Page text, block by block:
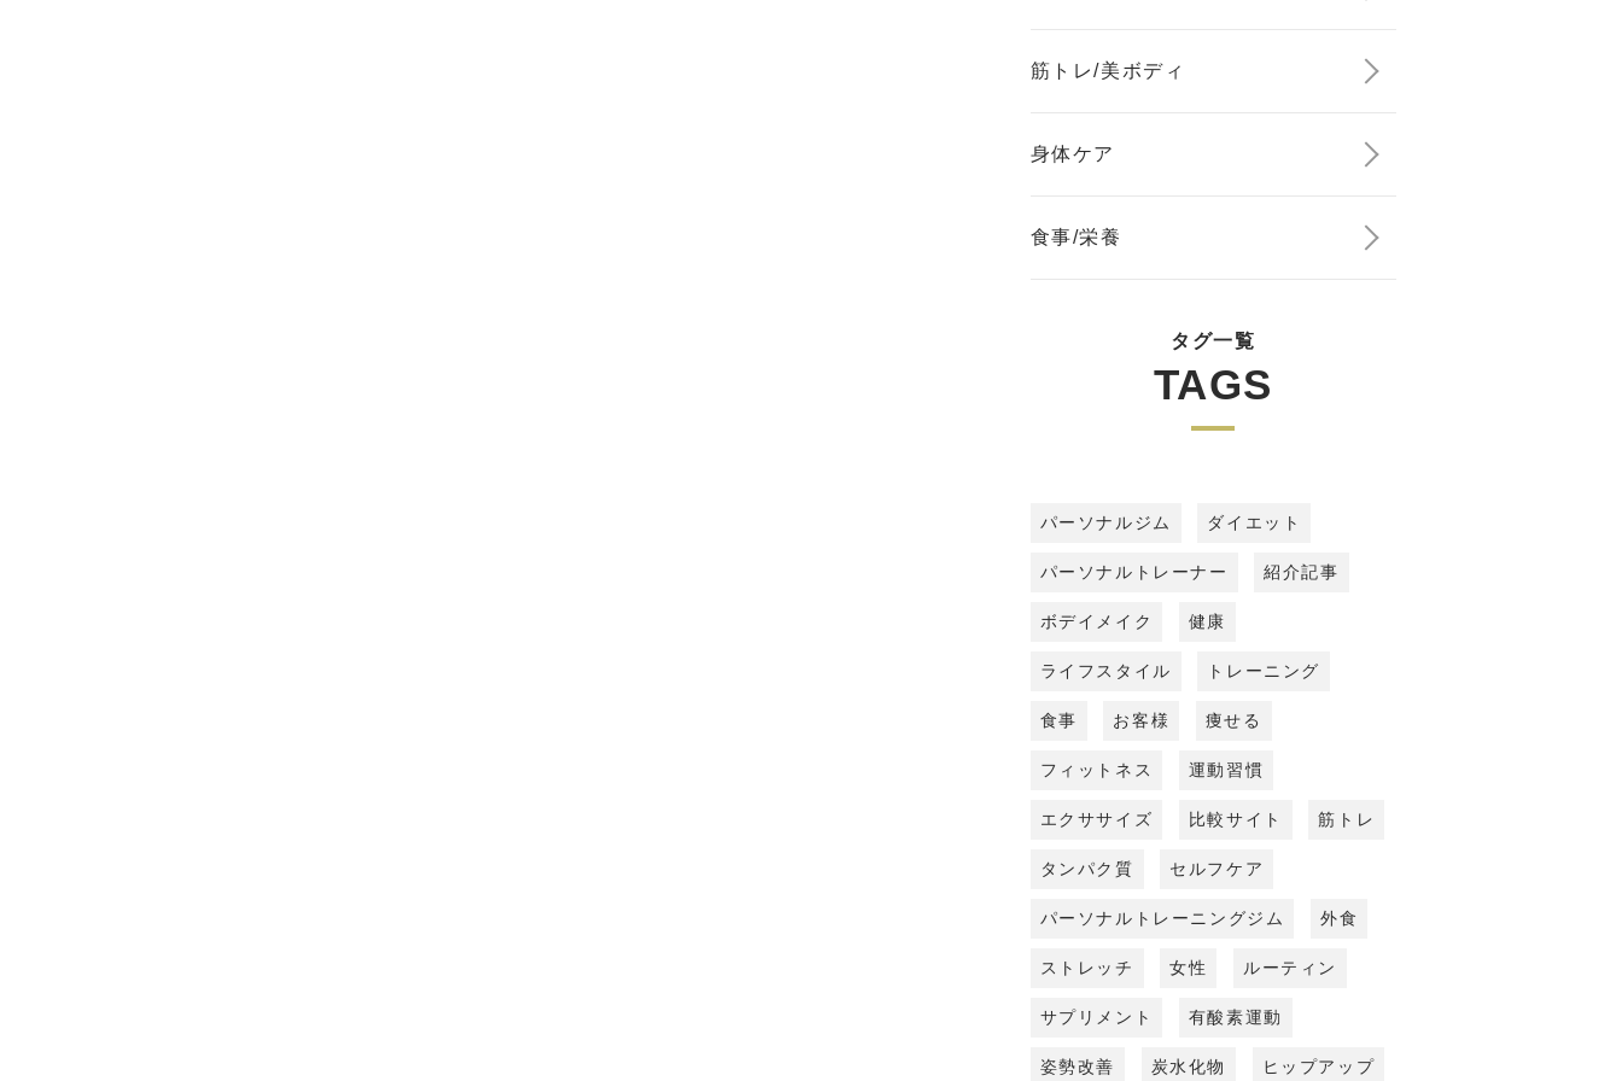
筋トレ/美ボディ
身体ケア
食事/栄養
タグ一覧
TAGS
パーソナルジム ダイエット
パーソナルトレーナー 紹介記事
ボデイメイク 健康
ライフスタイル トレーニング
食事 お客様 痩せる
フィットネス 運動習慣
エクササイズ 比較サイト 筋トレ
タンパク質 セルフケア
パーソナルトレーニングジム 外食
ストレッチ 女性 ルーティン
サプリメント 有酸素運動
姿勢改善 炭水化物 ヒップアップ